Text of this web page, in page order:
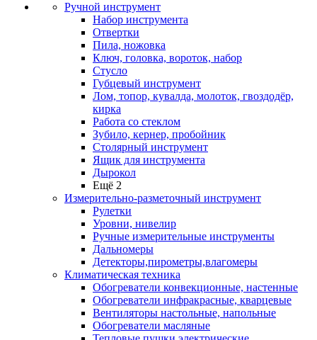
Ручной инструмент
Набор инструмента
Отвертки
Пила, ножовка
Ключ, головка, вороток, набор
Стусло
Губцевый инструмент
Лом, топор, кувалда, молоток, гвоздодёр,
кирка
Работа со стеклом
Зубило, кернер, пробойник
Столярный инструмент
Ящик для инструмента
Дырокол
Ещё 2
Измерительно-разметочный инструмент
Рулетки
Уровни, нивелир
Ручные измерительные инструменты
Дальномеры
Детекторы,пирометры,влагомеры
Климатическая техника
Обогреватели конвекционные, настенные
Обогреватели инфракрасные, кварцевые
Вентиляторы настольные, напольные
Обогреватели масляные